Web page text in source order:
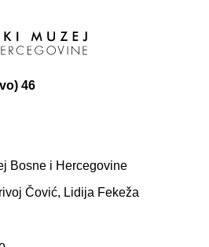
46
Bosne i Hercegovine
Čović, Lidija Fekeža